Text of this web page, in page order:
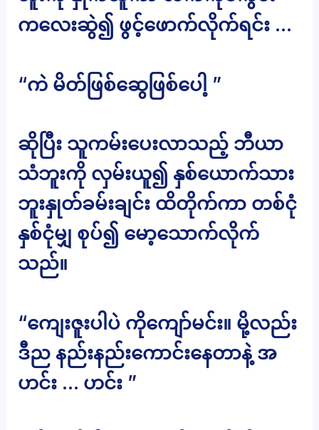
ကလေးဆွဲ၍ ဖွင့်ဖောက်လိုက်ရင်း …
“ကဲ မိတ်ဖြစ်ဆွေဖြစ်ပေါ့ ”
ဆိုပြီး သူကမ်းပေးလာသည့် ဘီယာ
သံဘူးကို လှမ်းယူ၍ နှစ်ယောက်သား
ဘူးနှုတ်ခမ်းချင်း ထိတိုက်ကာ တစ်ငုံ
နှစ်ငုံမျှ စုပ်၍ မော့သောက်လိုက်
သည်။
“ကျေးဇူးပါပဲ ကိုကျော်မင်း။ မို့လည်း
ဒီည နည်းနည်းကောင်းနေတာနဲ့ အ
ဟင်း … ဟင်း ”